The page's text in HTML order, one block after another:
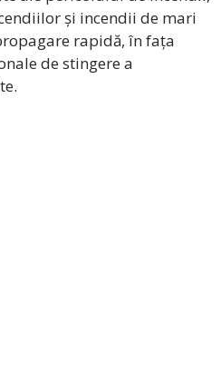
și incendii de mari
rapidă, în fața
de stingere a